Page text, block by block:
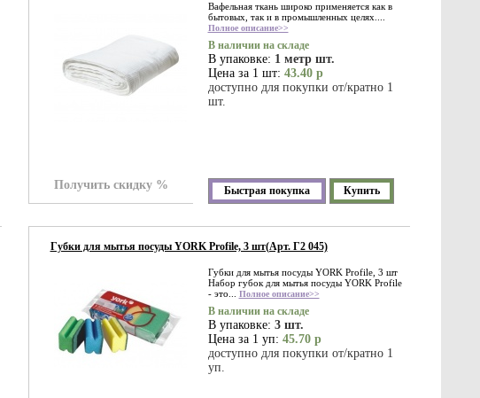
Вафельная ткань широко применяется как в
бытовых, так и в промышленных целях....
Полное описание>>
В наличии на складе
В упаковке: 1 метр шт.
Цена за 1 шт: 43.40 р
доступно для покупки от/кратно 1
шт.
Получить скидку % Быстрая покупка Купить
Губки для мытья посуды YORK Profile, 3 шт(Арт. Г2 045)
Губки для мытья посуды YORK Profile, 3 шт
Набор губок для мытья посуды YORK Profile
- это... Полное описание>>
В наличии на складе
В упаковке: 3 шт.
Цена за 1 уп: 45.70 р
доступно для покупки от/кратно 1
уп.